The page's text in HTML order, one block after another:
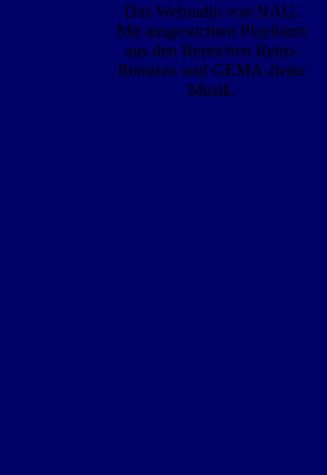
Das Webradio von NAG.
Mit ausgesuchten Playlisten
aus den Bereichen Retro-
Remixes und GEMA-freier
Musik.